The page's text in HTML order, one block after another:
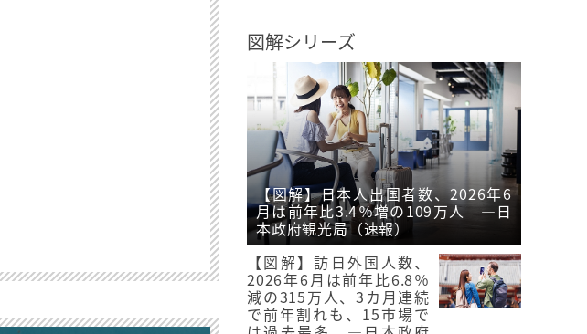
図解シリーズ
【図解】日本人出国者数、2026年6
月は前年比3.4％増の109万人 ―日
本政府観光局（速報）
【図解】訪日外国人数、
2026年6月は前年比6.8％
減の315万人、3カ月連続
で前年割れも、15市場で